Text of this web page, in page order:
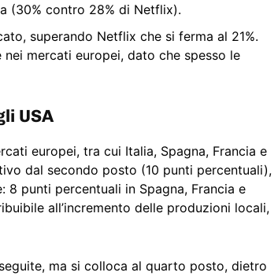
(30% contro 28% di Netflix).
superando Netflix che si ferma al 21%.
mercati europei, dato che spesso le
USA
europei, tra cui Italia, Spagna, Francia e
dal secondo posto (10 punti percentuali),
punti percentuali in Spagna, Francia e
all’incremento delle produzioni locali,
ma si colloca al quarto posto, dietro